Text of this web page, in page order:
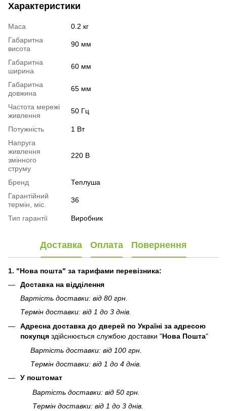
Характеристики
Маса
0.2 кг
Габаритна
висота
90 мм
Габаритна
ширина
60 мм
Габаритна
довжина
65 мм
Частота мережі
живлення
50 Гц
Потужність
1 Вт
Напруга
живлення
змінного
струму
220 В
Бренд
Теплуша
Гарантійний
термін, міс.
36
Тип гарантії Виробник
Доставка Оплата Повернення
1. "Нова пошта" за тарифами перевізника:
Доставка на відділення
Вартість доставки: від 80 грн.
Термін доставки: від 1 до 3 днів.
Адресна доставка до дверей по Україні за адресою
покупця здійснюється службою доставки "Нова Пошта"
Вартість доставки: від 100 грн.
Термін доставки: від 1 до 4 днів.
У поштомат
Вартість доставки: від 50 грн.
Термін доставки: від 1 до 3 днів.